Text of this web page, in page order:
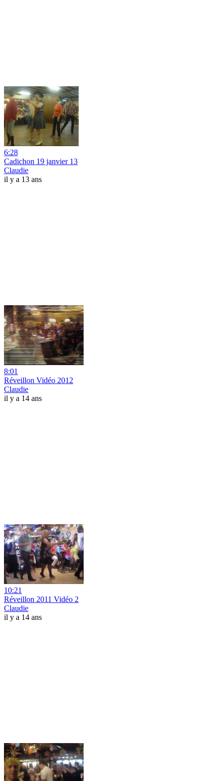
6:28
Cadichon 19 janvier 13
Claudie
il y a 13 ans
8:01
Réveillon Vidéo 2012
Claudie
il y a 14 ans
10:21
Réveillon 2011 Vidéo 2
Claudie
il y a 14 ans